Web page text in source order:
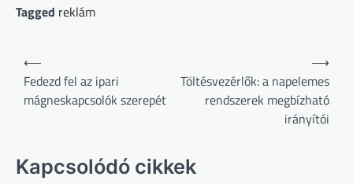
Tagged reklám
Bejegyzés
navigáció
⟵
Fedezd fel az ipari
mágneskapcsolók szerepét
Töltésvezérlők: a napelemes
rendszerek megbízható
irányítói
⟶
Kapcsolódó cikkek